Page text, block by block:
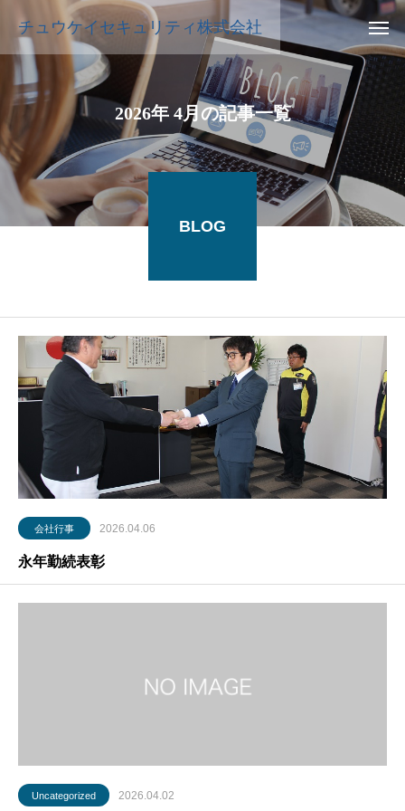
チュウケイセキュリティ株式会社
2026年 4月の記事一覧
BLOG
会社行事 2026.04.06
永年勤続表彰
Uncategorized 2026.04.02